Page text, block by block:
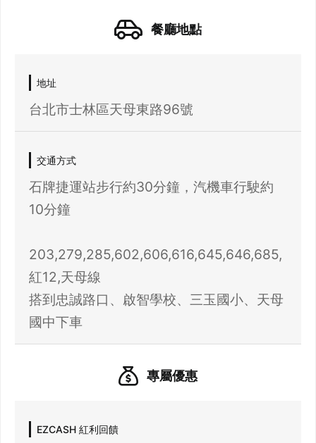
21 人以上大型訂位，請洽 LINE 官方帳號
@eztable
我知道了
餐廳地點
地址
台北市士林區天母東路96號
交通方式
石牌捷運站步行約30分鐘，汽機車行駛約
10分鐘
203,279,285,602,606,616,645,646,685,
紅12,天母線
搭到忠誠路口、啟智學校、三玉國小、天母
國中下車
專屬優惠
EZCASH 紅利回饋
先不要